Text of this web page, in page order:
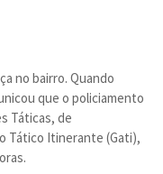
no bairro. Quando
que o policiamento
Táticas, de
Tático Itinerante (Gati),